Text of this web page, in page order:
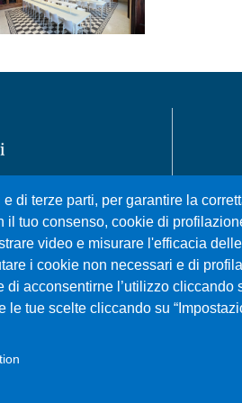
di terze parti, per garantire la
tuo consenso, cookie di
video e misurare l'efficacia
i cookie non necessari e di
di acconsentirne l’utilizzo cliccando
le tue scelte cliccando su